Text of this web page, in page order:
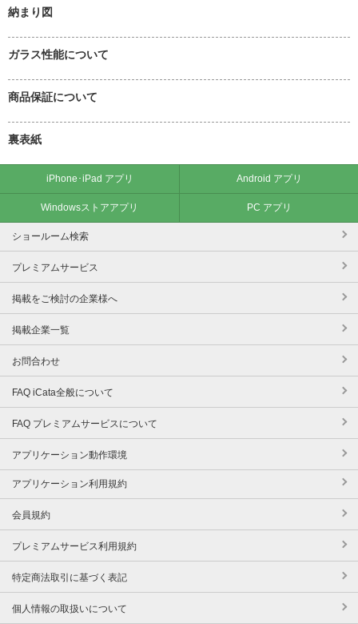
納まり図
ガラス性能について
商品保証について
裏表紙
iPhone･iPad アプリ Android アプリ
Windowsストアアプリ PC アプリ
ショールーム検索
プレミアムサービス
掲載をご検討の企業様へ
掲載企業一覧
お問合わせ
FAQ iCata全般について
FAQ プレミアムサービスについて
アプリケーション動作環境
アプリケーション利用規約
会員規約
プレミアムサービス利用規約
特定商法取引に基づく表記
個人情報の取扱いについて